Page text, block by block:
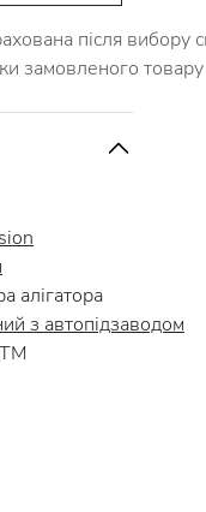
після вибору
замовленого товару
алігатора
з автопідзаводом